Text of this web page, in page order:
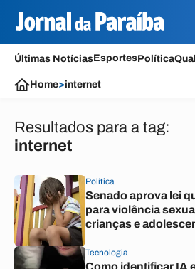
Últimas NotíciasEsportesPolítica
Home>internet
Resultados para a tag:
internet
Política
Senado aprova lei
para violência
crianças e
Tecnologia
Como identificar IA